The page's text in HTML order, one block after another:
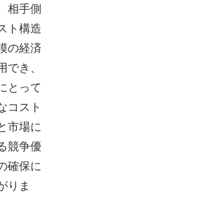
相手側
ト構造
の経済
でき、
とって
コスト
市場に
競争優
確保に
りま